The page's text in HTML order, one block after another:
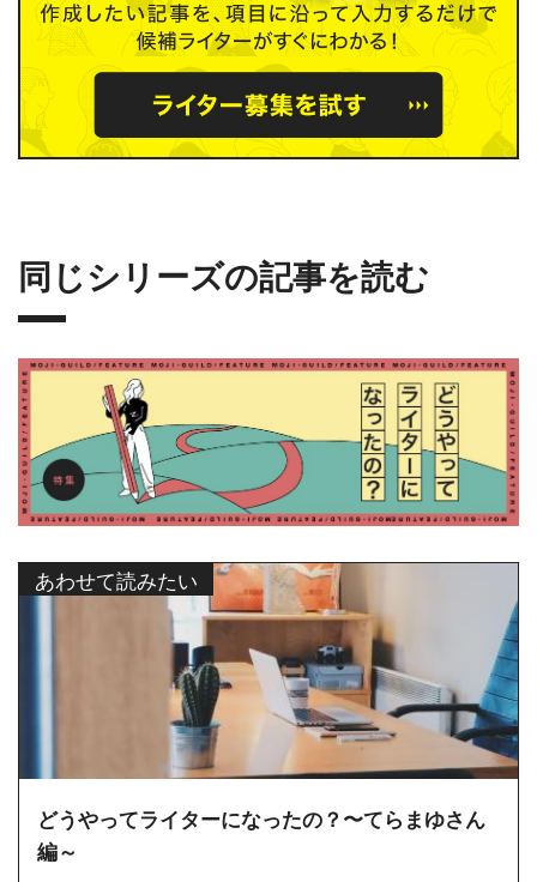
同じシリーズの記事を読む
あわせて読みたい
どうやってライターになったの？〜てらまゆさん
編～